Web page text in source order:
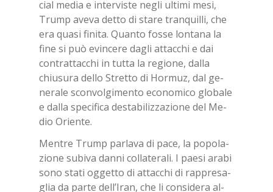
cial me­dia e in­ter­vi­ste ne­gli ul­ti­mi mesi,
Trump ave­va det­to di sta­re tran­quil­li, che
era qua­si fi­ni­ta. Quan­to fos­se lon­ta­na la
fine si può evin­ce­re da­gli at­tac­chi e dai
con­trat­tac­chi in tut­ta la re­gio­ne, dal­la
chiu­su­ra del­lo Stret­to di Hor­muz, dal ge­
ne­ra­le scon­vol­gi­men­to eco­no­mi­co glo­ba­le
e dal­la spe­ci­fi­ca de­sta­bi­liz­za­zio­ne del Me­
dio Orien­te.
Men­tre Trump par­la­va di pace, la po­po­la­
zio­ne su­bi­va dan­ni col­la­te­ra­li. I pae­si ara­bi
sono sta­ti og­get­to di at­tac­chi di rap­pre­sa­
glia da par­te del­l’I­ran, che li con­si­de­ra al­